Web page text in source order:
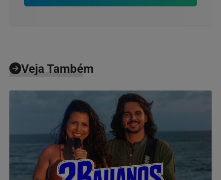
Veja Também